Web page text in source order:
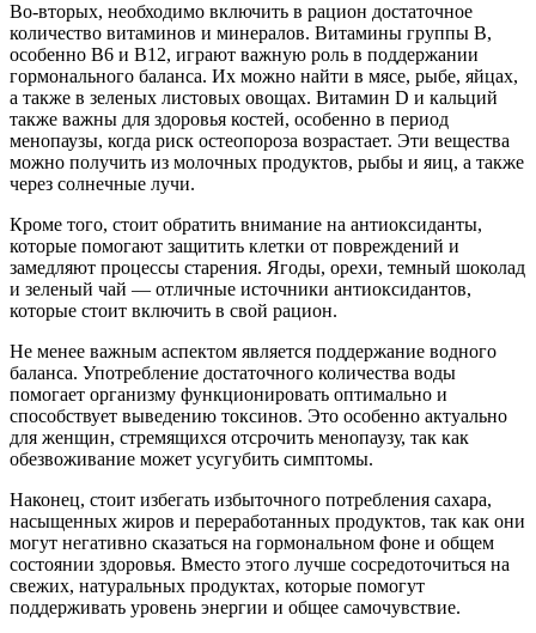
Во-вторых, необходимо включить в рацион достаточное
количество витаминов и минералов. Витамины группы B,
особенно B6 и B12, играют важную роль в поддержании
гормонального баланса. Их можно найти в мясе, рыбе, яйцах,
а также в зеленых листовых овощах. Витамин D и кальций
также важны для здоровья костей, особенно в период
менопаузы, когда риск остеопороза возрастает. Эти вещества
можно получить из молочных продуктов, рыбы и яиц, а также
через солнечные лучи.
Кроме того, стоит обратить внимание на антиоксиданты,
которые помогают защитить клетки от повреждений и
замедляют процессы старения. Ягоды, орехи, темный шоколад
и зеленый чай — отличные источники антиоксидантов,
которые стоит включить в свой рацион.
Не менее важным аспектом является поддержание водного
баланса. Употребление достаточного количества воды
помогает организму функционировать оптимально и
способствует выведению токсинов. Это особенно актуально
для женщин, стремящихся отсрочить менопаузу, так как
обезвоживание может усугубить симптомы.
Наконец, стоит избегать избыточного потребления сахара,
насыщенных жиров и переработанных продуктов, так как они
могут негативно сказаться на гормональном фоне и общем
состоянии здоровья. Вместо этого лучше сосредоточиться на
свежих, натуральных продуктах, которые помогут
поддерживать уровень энергии и общее самочувствие.